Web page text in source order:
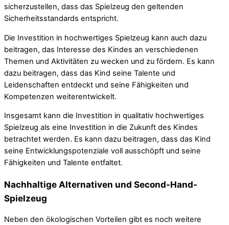
sicherzustellen, dass das Spielzeug den geltenden
Sicherheitsstandards entspricht.
Die Investition in hochwertiges Spielzeug kann auch dazu
beitragen, das Interesse des Kindes an verschiedenen
Themen und Aktivitäten zu wecken und zu fördern. Es kann
dazu beitragen, dass das Kind seine Talente und
Leidenschaften entdeckt und seine Fähigkeiten und
Kompetenzen weiterentwickelt.
Insgesamt kann die Investition in qualitativ hochwertiges
Spielzeug als eine Investition in die Zukunft des Kindes
betrachtet werden. Es kann dazu beitragen, dass das Kind
seine Entwicklungspotenziale voll ausschöpft und seine
Fähigkeiten und Talente entfaltet.
Nachhaltige Alternativen und Second-Hand-
Spielzeug
Neben den ökologischen Vorteilen gibt es noch weitere